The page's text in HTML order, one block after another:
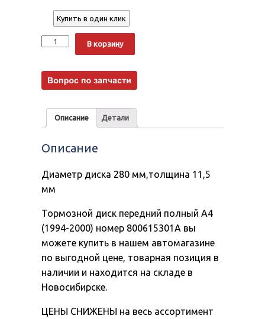
Купить в один клик
Количество
В корзину
Описание Детали
Описание
Диаметр диска 280 мм,толщина 11,5
мм
Тормозной диск передний полный A4
(1994-2000) номер 800615301A вы
можете купить в нашем автомагазине
по выгодной цене, товарная позиция в
наличии и находится на складе в
Новосибирске.
ЦЕНЫ СНИЖЕНЫ на весь ассортимент